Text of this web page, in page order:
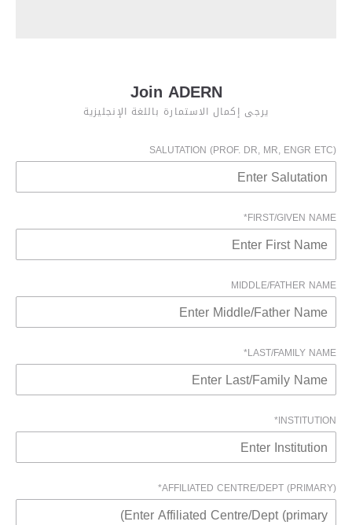
Join ADERN
يرجى إكمال الاستمارة باللغة الإنجليزية
SALUTATION (PROF. DR, MR, ENGR ETC)
FIRST/GIVEN NAME*
MIDDLE/FATHER NAME
LAST/FAMILY NAME*
INSTITUTION*
AFFILIATED CENTRE/DEPT (PRIMARY)*